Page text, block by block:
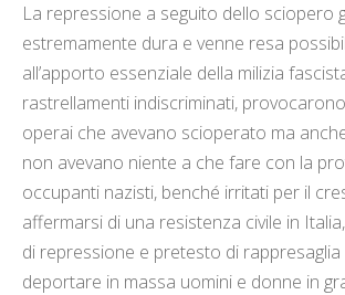
La repressione a seguito dello sciopero
estremamente dura e venne resa
all’apporto essenziale della milizia
rastrellamenti indiscriminati,
operai che avevano scioperato ma
non avevano niente a che fare con la
occupanti nazisti, benché irritati per il
affermarsi di una resistenza civile in
di repressione e pretesto di
deportare in massa uomini e donne in